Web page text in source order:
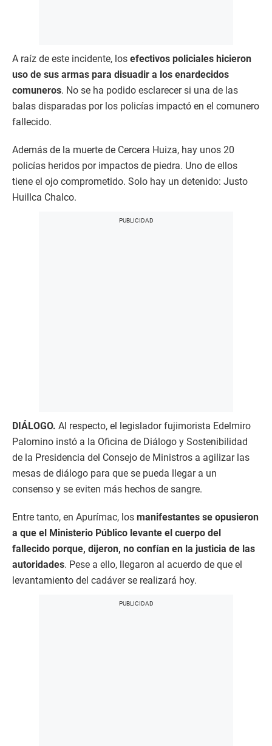
A raíz de este incidente, los efectivos policiales hicieron
uso de sus armas para disuadir a los enardecidos
comuneros. No se ha podido esclarecer si una de las
balas disparadas por los policías impactó en el comunero
fallecido.
Además de la muerte de Cercera Huiza, hay unos 20
policías heridos por impactos de piedra. Uno de ellos
tiene el ojo comprometido. Solo hay un detenido: Justo
Huillca Chalco.
DIÁLOGO. Al respecto, el legislador fujimorista Edelmiro
Palomino instó a la Oficina de Diálogo y Sostenibilidad
de la Presidencia del Consejo de Ministros a agilizar las
mesas de diálogo para que se pueda llegar a un
consenso y se eviten más hechos de sangre.
Entre tanto, en Apurímac, los manifestantes se opusieron
a que el Ministerio Público levante el cuerpo del
fallecido porque, dijeron, no confían en la justicia de las
autoridades. Pese a ello, llegaron al acuerdo de que el
levantamiento del cadáver se realizará hoy.